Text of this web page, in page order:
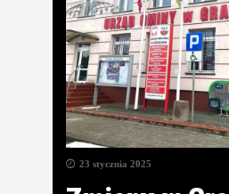
23 stycznia 2025